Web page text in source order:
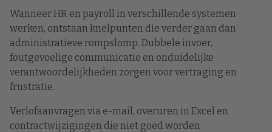
Wanneer HR en payroll in verschillende systemen
werken, ontstaan knelpunten die verder gaan dan
administratieve rompslomp. Dubbele invoer,
foutgevoelige communicatie en onduidelijke
verantwoordelijkheden zorgen voor vertraging en
frustratie.
Verlofaanvragen via e-mail, overuren in Excel en
contractwijzigingen die niet goed worden